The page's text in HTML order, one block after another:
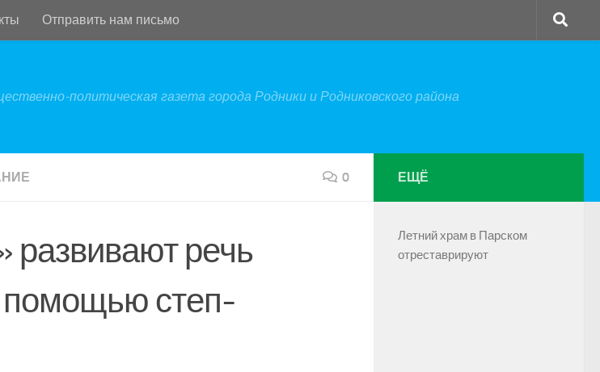
Отправить нам письмо
политическая газета города Родники и Родниковского района
0
развивают речь
степ-
ЕЩЁ
Летний храм в Парском
отреставрируют